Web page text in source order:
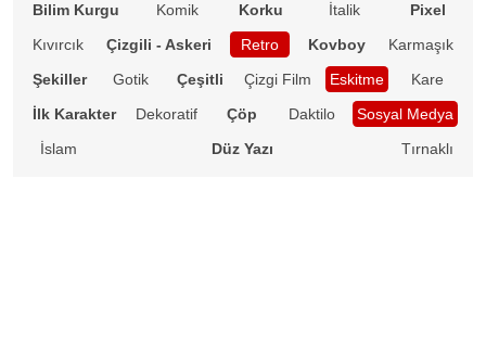
Bilim Kurgu
Komik Korku İtalik
Pixel
Kıvırcık
Çizgili - Askeri Retro Kovboy
Karmaşık
Şekiller
Gotik Çeşitli Çizgi Film Eskitme
Kare
İlk Karakter
Dekoratif Çöp Daktilo
Sosyal Medya
İslam
Düz Yazı Tırnaklı